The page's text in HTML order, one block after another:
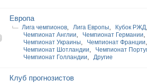
Европа
Лига чемпионов, Лига Европы, Кубок РЖД,
Чемпионат Англии, Чемпионат Германии,
Чемпионат Украины, Чемпионат Франции,
Чемпионат Шотландии, Чемпионат
Чемпионат Голландии, Другие
Клуб прогнозистов